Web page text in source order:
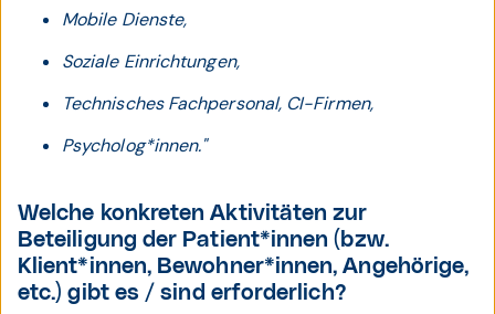
Mobile Dienste,
Soziale Einrichtungen,
Technisches Fachpersonal, CI-Firmen,
Psycholog*innen."
Welche konkreten Aktivitäten zur
Beteiligung der Patient*innen (bzw.
Klient*innen, Bewohner*innen, Angehörige,
etc.) gibt es / sind erforderlich?